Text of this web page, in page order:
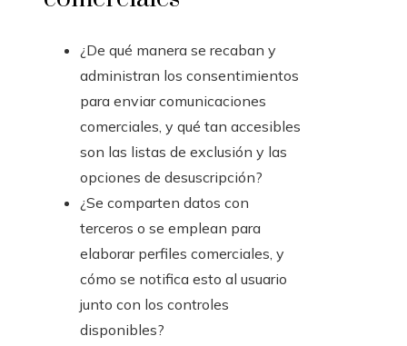
¿De qué manera se recaban y
administran los consentimientos
para enviar comunicaciones
comerciales, y qué tan accesibles
son las listas de exclusión y las
opciones de desuscripción?
¿Se comparten datos con
terceros o se emplean para
elaborar perfiles comerciales, y
cómo se notifica esto al usuario
junto con los controles
disponibles?